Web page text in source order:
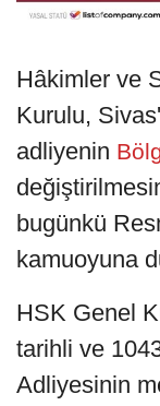
Hâkimler ve
Kurulu,
adliyenin
bugünkü
kamuoyuna
HSK Genel
tarihli ve
Adliyesinin